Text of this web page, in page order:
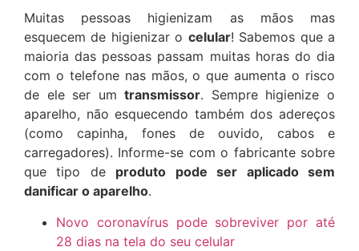
Muitas pessoas higienizam as mãos mas
esquecem de higienizar o celular! Sabemos que a
maioria das pessoas passam muitas horas do dia
com o telefone nas mãos, o que aumenta o risco
de ele ser umtransmissor. Sempre higienize o
aparelho, não esquecendo também dos adereços
(como capinha, fones de ouvido, cabos e
carregadores). Informe-se com o fabricante sobre
que tipo de produto pode ser aplicado sem
danificar o aparelho.
Novo coronavírus pode sobreviver por até
28 dias na tela do seu celular